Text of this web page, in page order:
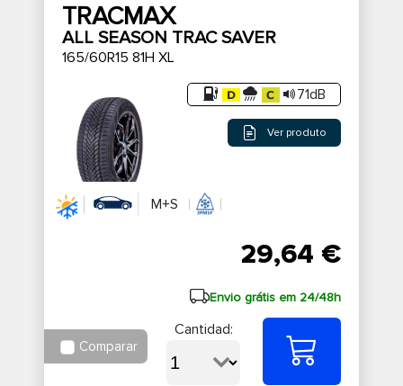
TRACMAX
ALL SEASON TRAC SAVER
165/60R15 81H XL
71dB
Ver produto
M+S
29,64 €
Envio grátis em 24/48h
Comparar
Cantidad: